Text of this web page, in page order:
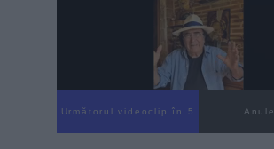
Următorul videoclip în 4